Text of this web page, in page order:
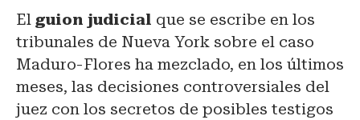
El guion judicial que se escribe en los
tribunales de Nueva York sobre el caso
Maduro-Flores ha mezclado, en los últimos
meses, las decisiones controversiales del
juez con los secretos de posibles testigos